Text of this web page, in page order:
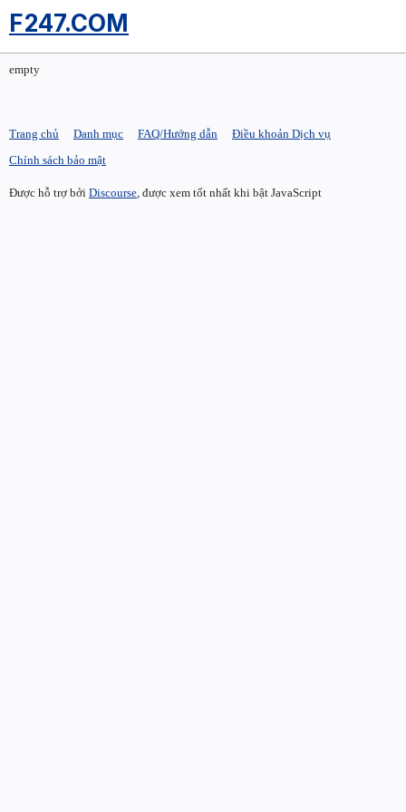
F247.COM
empty
Trang chủ Danh mục FAQ/Hướng dẫn
Điều khoản Dịch vụ
Chính sách bảo mật
Được hỗ trợ bởi Discourse , được xem tốt nhất khi bật JavaScript